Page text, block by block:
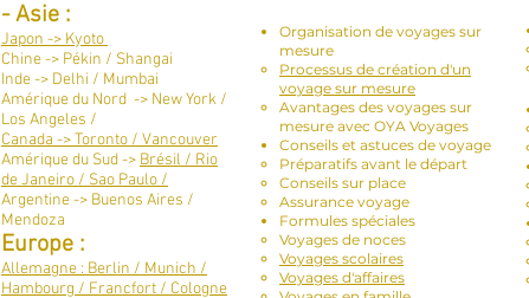
-Asie :
Japon -> Kyoto
Chine -> Pékin / Shangai
Inde -> Delhi / Mumbai
Amérique du Nord -> New York /
Los Angeles /
Canada -> Toronto / Vancouver​
Amérique du Sud -> Brésil / Rio
de Janeiro / Sao Paulo /
Argentine -> Buenos Aires /
Mendoza
Europe :
Allemagne : Berlin / Munich /
Hambourg / Francfort / Cologne
Organisation de voyages sur
mesure
Processus de création d'un
voyage sur mesure
Avantages des voyages sur
mesure avec OYA Voyages
Conseils et astuces de voyage
Préparatifs avant le départ
Conseils sur place
Assurance voyage
Formules spéciales
Voyages de noces
Voyages scolaires
Voyages d'affaires